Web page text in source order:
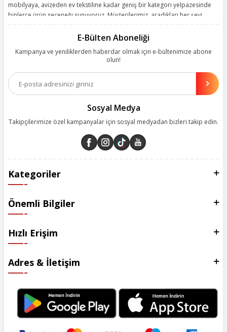
mobilyaya, avizeden ev tekstiline kadar geniş bir kategori yelpazesinde
binlerce ürün seçeneği sunuyoruz. Müşterilerimiz, aradıkları her şeyi
kolay, kusursuz ve keyifli bir alışveriş yolculuğu sunarken deneyiminize
olanakları sunuyoruz. Çalışmalarımızı müşterilerimizin memnuniyetini
esas alarak yürütüyoruz.
E-Bülten Aboneliği
Kampanya ve yeniliklerden haberdar olmak için e-bültenimize abone
olun!
Sosyal Medya
Takipçilerimize özel kampanyalar için sosyal medyadan bizleri takip edin.
Kategoriler
Önemli Bilgiler
Hızlı Erişim
Adres & İletişim